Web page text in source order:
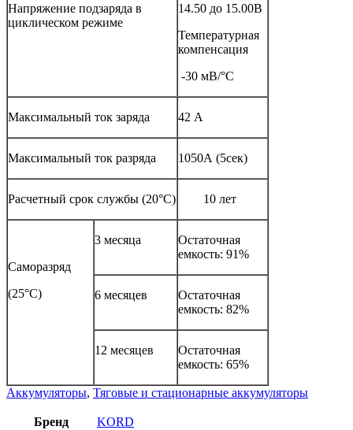
Напряжение подзаряда в
циклическом режиме
14.50 до 15.00В
Температурная
компенсация
-30 мВ/°C
Максимальный ток заряда 42 А
Максимальный ток разряда 1050А (5сек)
Расчетный срок службы (20°C) 10 лет
Саморазряд
(25°C)
3 месяца
Остаточная
емкость: 91%
6 месяцев
Остаточная
емкость: 82%
12 месяцев
Остаточная
емкость: 65%
Аккумуляторы, Тяговые и стационарные аккумуляторы
Бренд KORD